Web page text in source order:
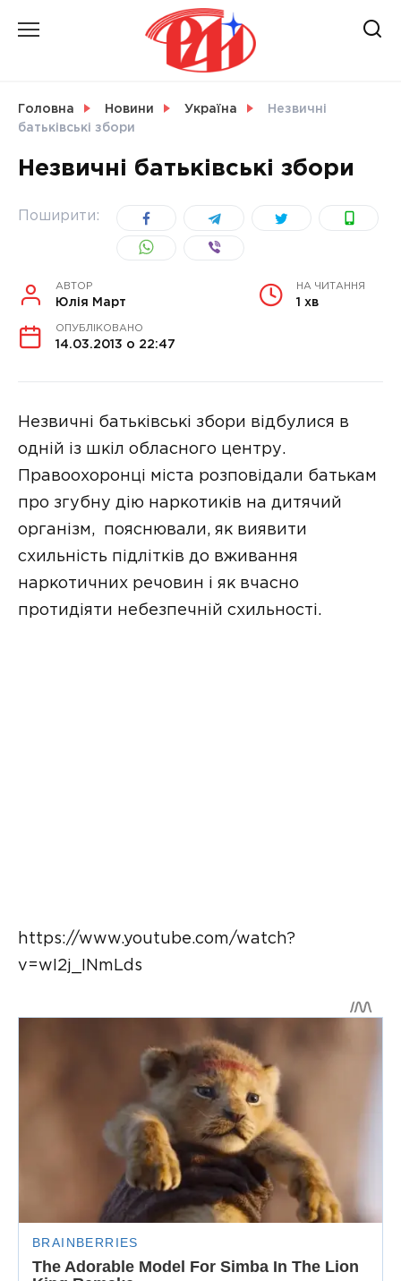
УКРАЇНА
Головна Новини Україна
Незвичні
батьківські збори
Незвичні батьківські збори
Поширити:
АВТОР
Юлія Март
НА ЧИТАННЯ
1 хв
ОПУБЛІКОВАНО
14.03.2013 о 22:47
Незвичні батьківські збори відбулися в
одній із шкіл обласного центру.
Правоохоронці міста розповідали батькам
про згубну дію наркотиків на дитячий
організм, пояснювали, як виявити
схильність підлітків до вживання
наркотичних речовин і як вчасно
протидіяти небезпечній схильності.
https://www.youtube.com/watch?
v=wI2j_INmLds